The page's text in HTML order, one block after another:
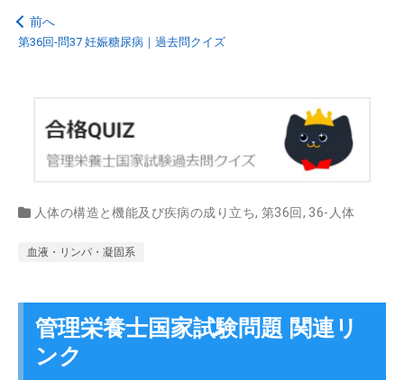
前へ
第36回-問37 妊娠糖尿病｜過去問クイズ
人体の構造と機能及び疾病の成り立ち, 第36回, 36-人体
血液・リンパ・凝固系
管理栄養士国家試験問題 関連リ
ンク